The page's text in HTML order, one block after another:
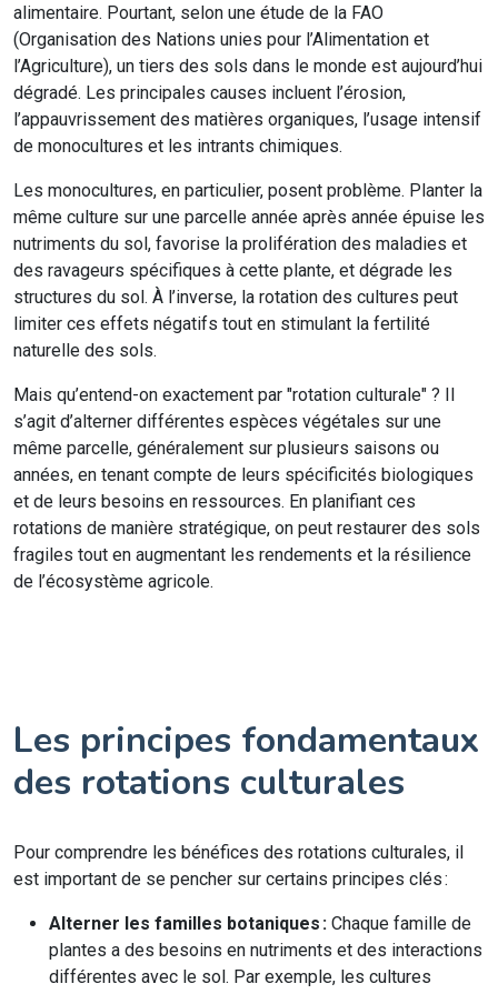
alimentaire. Pourtant, selon une étude de la FAO
(Organisation des Nations unies pour l’Alimentation et
l’Agriculture), un tiers des sols dans le monde est aujourd’hui
dégradé. Les principales causes incluent l’érosion,
l’appauvrissement des matières organiques, l’usage intensif
de monocultures et les intrants chimiques.
Les monocultures, en particulier, posent problème. Planter la
même culture sur une parcelle année après année épuise les
nutriments du sol, favorise la prolifération des maladies et
des ravageurs spécifiques à cette plante, et dégrade les
structures du sol. À l’inverse, la rotation des cultures peut
limiter ces effets négatifs tout en stimulant la fertilité
naturelle des sols.
Mais qu’entend-on exactement par "rotation culturale" ? Il
s’agit d’alterner différentes espèces végétales sur une
même parcelle, généralement sur plusieurs saisons ou
années, en tenant compte de leurs spécificités biologiques
et de leurs besoins en ressources. En planifiant ces
rotations de manière stratégique, on peut restaurer des sols
fragiles tout en augmentant les rendements et la résilience
de l’écosystème agricole.
Les principes fondamentaux
des rotations culturales
Pour comprendre les bénéfices des rotations culturales, il
est important de se pencher sur certains principes clés :
Alterner les familles botaniques : Chaque famille de
plantes a des besoins en nutriments et des interactions
différentes avec le sol. Par exemple, les cultures